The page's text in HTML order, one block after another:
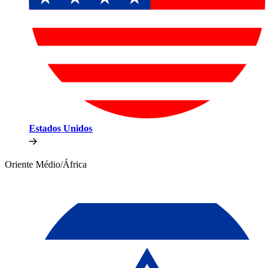
Estados Unidos​​
Oriente Médio/África​​